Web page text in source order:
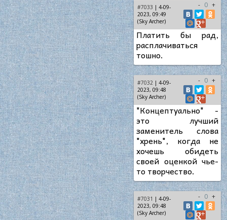
#7033 | 4-09-
2023, 09:49
(Sky Archer)
- 0 +
Платить бы рад,
расплачиваться
тошно.
#7032 | 4-09-
2023, 09:48
(Sky Archer)
- 0 +
"Концептуально" -
это лучший
заменитель слова
"хрень", когда не
хочешь обидеть
своей оценкой чье-
то творчество.
#7031 | 4-09-
2023, 09:48
(Sky Archer)
- 0 +